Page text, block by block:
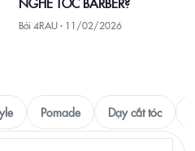
Bởi 4RAU · 11/02/2026
Pomade Dạy cắt tóc